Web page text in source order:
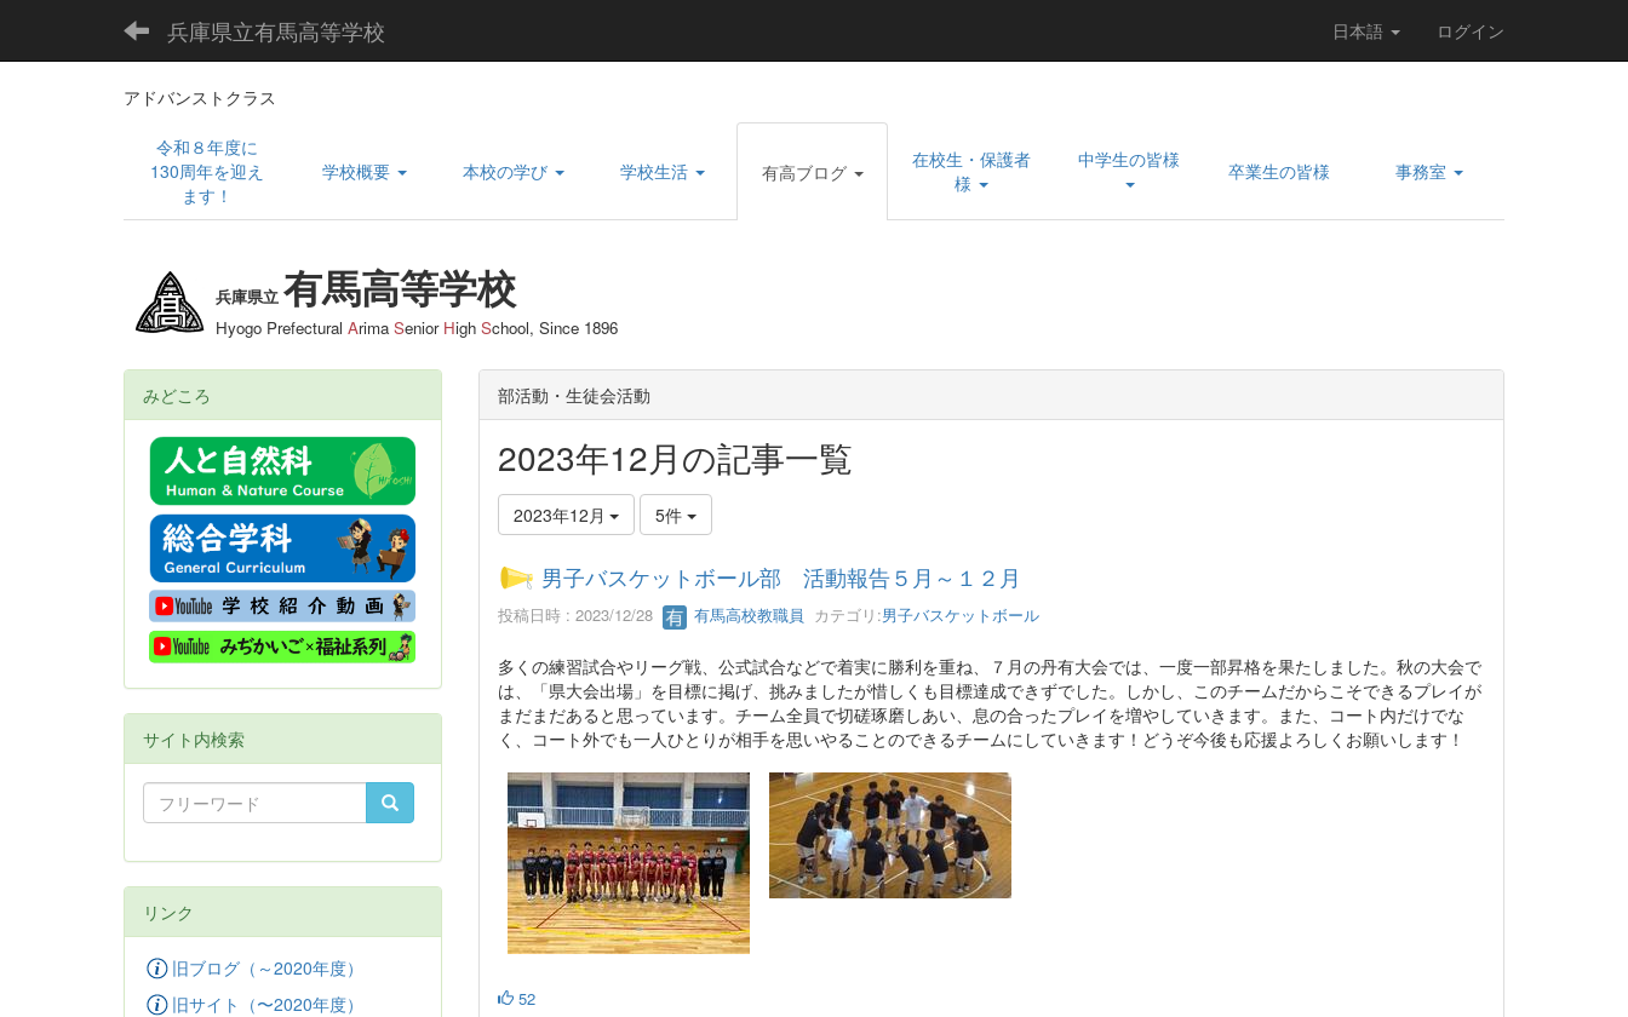
兵庫県立有馬高等学校 日本語 ログイン
アドバンストクラス
令和８年度に
130周年を迎え
ます！
学校概要 本校の学び 学校生活 有高ブログ
在校生・保護者
様
中学生の皆様 卒業生の皆様 事務室
兵庫県立 有馬高等学校
Hyogo Prefectural Arima Senior High School, Since 1896
部活動・生徒会活動
2023年12月の記事一覧
2023年12月 5件
男子バスケットボール部 活動報告５月～１２月
投稿日時 : 2023/12/28 有馬高校教職員 カテゴリ:男子バスケットボール
多くの練習試合やリーグ戦、公式試合などで着実に勝利を重ね、７月の丹有大会では、一度一部昇格を果たしました。秋の大会で
は、「県大会出場」を目標に掲げ、挑みましたが惜しくも目標達成できずでした。しかし、このチームだからこそできるプレイが
まだまだあると思っています。チーム全員で切磋琢磨しあい、息の合ったプレイを増やしていきます。また、コート内だけでな
く、コート外でも一人ひとりが相手を思いやることのできるチームにしていきます！どうぞ今後も応援よろしくお願いします！
52
みどころ
サイト内検索
リンク
旧ブログ（～2020年度）
旧サイト（〜2020年度）